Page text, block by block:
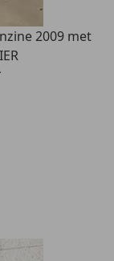
2009 met